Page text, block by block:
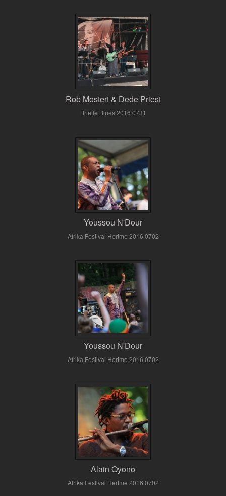
Rob Mostert & Dede Priest
Brielle Blues 2016 0731
Youssou N'Dour
Afrika Festival Hertme 2016 0702
Youssou N'Dour
Afrika Festival Hertme 2016 0702
Alain Oyono
Afrika Festival Hertme 2016 0702